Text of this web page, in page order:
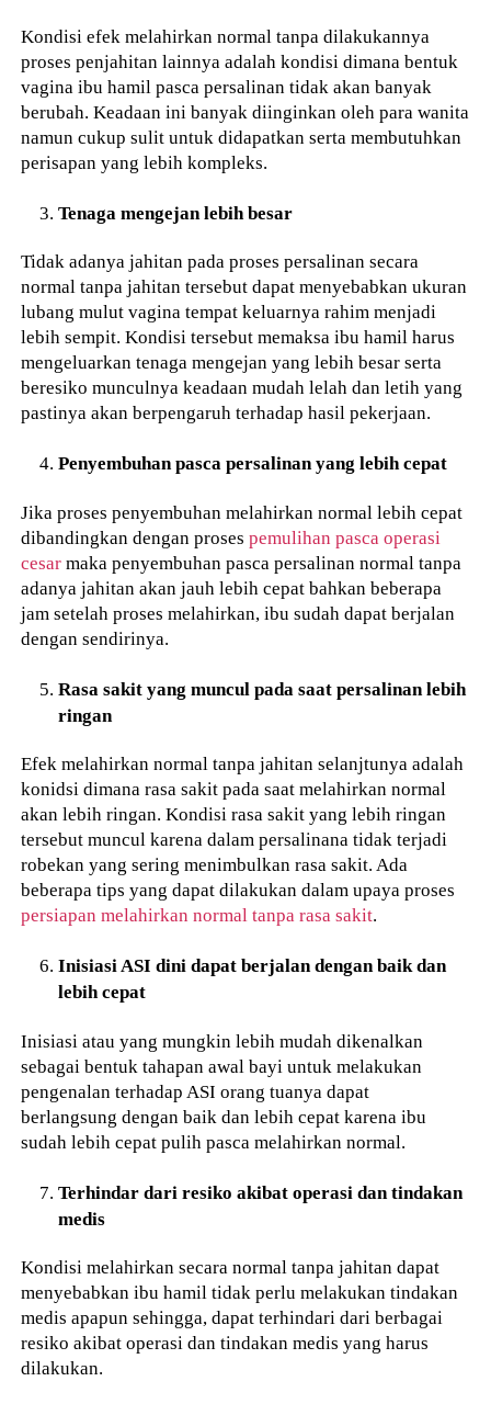
Kondisi efek melahirkan normal tanpa dilakukannya
proses penjahitan lainnya adalah kondisi dimana bentuk
vagina ibu hamil pasca persalinan tidak akan banyak
berubah. Keadaan ini banyak diinginkan oleh para wanita
namun cukup sulit untuk didapatkan serta membutuhkan
perisapan yang lebih kompleks.
Tenaga mengejan lebih besar
Tidak adanya jahitan pada proses persalinan secara
normal tanpa jahitan tersebut dapat menyebabkan ukuran
lubang mulut vagina tempat keluarnya rahim menjadi
lebih sempit. Kondisi tersebut memaksa ibu hamil harus
mengeluarkan tenaga mengejan yang lebih besar serta
beresiko munculnya keadaan mudah lelah dan letih yang
pastinya akan berpengaruh terhadap hasil pekerjaan.
Penyembuhan pasca persalinan yang lebih cepat
Jika proses penyembuhan melahirkan normal lebih cepat
dibandingkan dengan prosespemulihan pasca operasi
cesar maka penyembuhan pasca persalinan normal tanpa
adanya jahitan akan jauh lebih cepat bahkan beberapa
jam setelah proses melahirkan, ibu sudah dapat berjalan
dengan sendirinya.
Rasa sakit yang muncul pada saat persalinan lebih
ringan
Efek melahirkan normal tanpa jahitan selanjtunya adalah
konidsi dimana rasa sakit pada saat melahirkan normal
akan lebih ringan. Kondisi rasa sakit yang lebih ringan
tersebut muncul karena dalam persalinana tidak terjadi
robekan yang sering menimbulkan rasa sakit. Ada
beberapa tips yang dapat dilakukan dalam upaya proses
persiapan melahirkan normal tanpa rasa sakit.
Inisiasi ASI dini dapat berjalan dengan baik dan
lebih cepat
Inisiasi atau yang mungkin lebih mudah dikenalkan
sebagai bentuk tahapan awal bayi untuk melakukan
pengenalan terhadap ASI orang tuanya dapat
berlangsung dengan baik dan lebih cepat karena ibu
sudah lebih cepat pulih pasca melahirkan normal.
Terhindar dari resiko akibat operasi dan tindakan
medis
Kondisi melahirkan secara normal tanpa jahitan dapat
menyebabkan ibu hamil tidak perlu melakukan tindakan
medis apapun sehingga, dapat terhindari dari berbagai
resiko akibat operasi dan tindakan medis yang harus
dilakukan.